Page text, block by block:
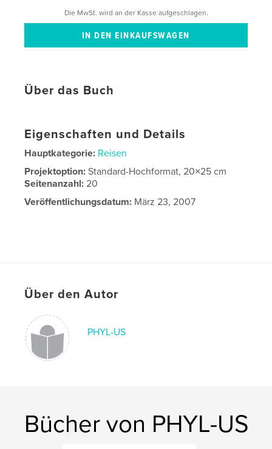
Die MwSt. wird an der Kasse aufgeschlagen.
Über das Buch
Eigenschaften und Details
Hauptkategorie: Reisen
Projektoption:Standard-Hochformat, 20×25 cm
Seitenanzahl:20
Veröffentlichungsdatum: März 23, 2007
Über den Autor
PHYL-US
Bücher von PHYL-US